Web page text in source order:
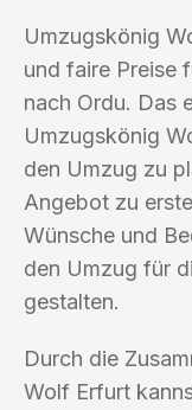
Umzugskönig
und faire Preise
nach Ordu. Das
Umzugskönig
den Umzug zu
Angebot zu
Wünsche und
den Umzug für
gestalten.
Durch die
Wolf Erfurt